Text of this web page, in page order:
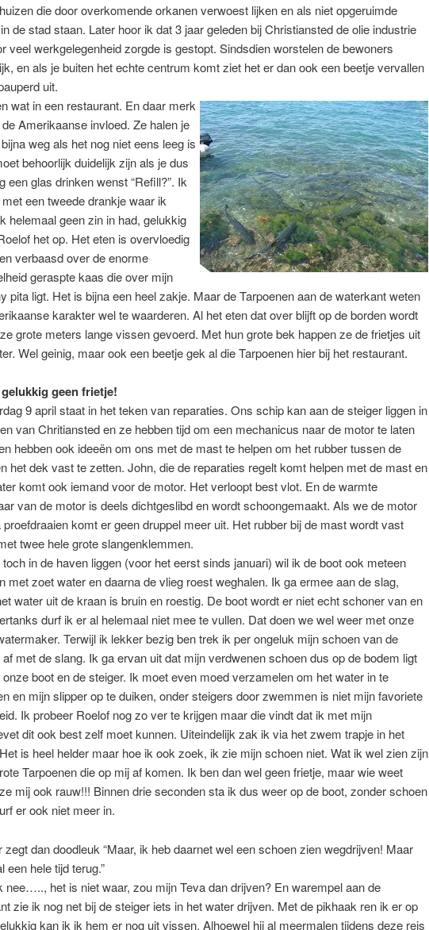
die door overkomende orkanen verwoest lijken en als niet opgeruimde
de stad staan. Later hoor ik dat 3 jaar geleden bij Christiansted de olie industrie
veel werkgelegenheid zorgde is gestopt. Sindsdien worstelen de bewoners
en als je buiten het echte centrum komt ziet het er dan ook een beetje vervallen
uit.
wat in een restaurant. En daar merk
Amerikaanse invloed. Ze halen je
weg als het nog niet eens leeg is
behoorlijk duidelijk zijn als je dus
een glas drinken wenst “Refill?”. Ik
een tweede drankje waar ik
helemaal geen zin in had, gelukkig
het op. Het eten is overvloedig
verbaasd over de enorme
geraspte kaas die over mijn
pita ligt. Het is bijna een heel zakje. Maar de Tarpoenen aan de waterkant weten
karakter wel te waarderen. Al het eten dat over blijft op de borden wordt
grote meters lange vissen gevoerd. Met hun grote bek happen ze de frietjes uit
Wel geinig, maar ook een beetje gek al die Tarpoenen hier bij het restaurant.
geen frietje!
9 april staat in het teken van reparaties. Ons schip kan aan de steiger liggen in
van Chritiansted en ze hebben tijd om een mechanicus naar de motor te laten
hebben ook ideeën om ons met de mast te helpen om het rubber tussen de
het dek vast te zetten. John, die de reparaties regelt komt helpen met de mast en
komt ook iemand voor de motor. Het verloopt best vlot. En de warmte
van de motor is deels dichtgeslibd en wordt schoongemaakt. Als we de motor
proefdraaien komt er geen druppel meer uit. Het rubber bij de mast wordt vast
twee hele grote slangenklemmen.
in de haven liggen (voor het eerst sinds januari) wil ik de boot ook meteen
met zoet water en daarna de vlieg roest weghalen. Ik ga ermee aan de slag,
water uit de kraan is bruin en roestig. De boot wordt er niet echt schoner van en
durf ik er al helemaal niet mee te vullen. Dat doen we wel weer met onze
Terwijl ik lekker bezig ben trek ik per ongeluk mijn schoen van de
met de slang. Ik ga ervan uit dat mijn verdwenen schoen dus op de bodem ligt
boot en de steiger. Ik moet even moed verzamelen om het water in te
en mijn slipper op te duiken, onder steigers door zwemmen is niet mijn favoriete
Ik probeer Roelof nog zo ver te krijgen maar die vindt dat ik met mijn
dit ook best zelf moet kunnen. Uiteindelijk zak ik via het zwem trapje in het
is heel helder maar hoe ik ook zoek, ik zie mijn schoen niet. Wat ik wel zien zijn
Tarpoenen die op mij af komen. Ik ben dan wel geen frietje, maar wie weet
mij ook rauw!!! Binnen drie seconden sta ik dus weer op de boot, zonder schoen
er ook niet meer in.
zegt dan doodleuk “Maar, ik heb daarnet wel een schoen zien wegdrijven! Maar
een hele tijd terug.”
nee….., het is niet waar, zou mijn Teva dan drijven? En warempel aan de
zie ik nog net bij de steiger iets in het water drijven. Met de pikhaak ren ik er op
kan ik ik hem er nog uit vissen. Alhoewel hij al meermalen tijdens deze reis